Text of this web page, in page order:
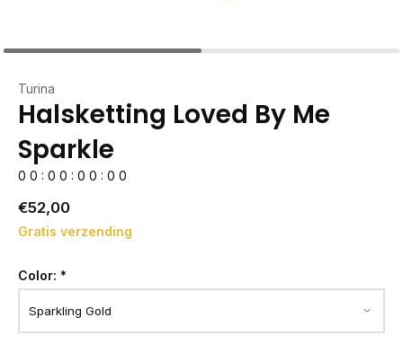
Turina
Halsketting Loved By Me
Sparkle
0 0 : 0 0 : 0 0 : 0 0
€52,00
Gratis verzending
Color: *